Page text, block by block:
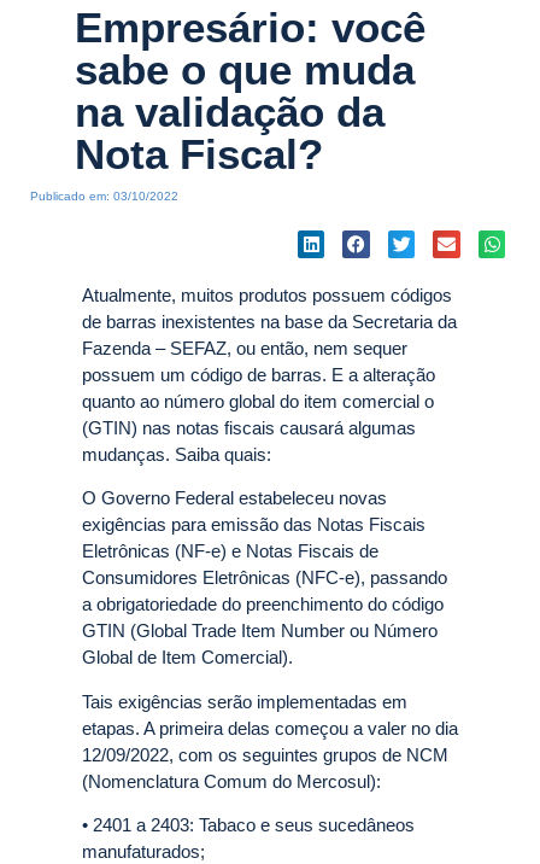
Empresário: você
sabe o que muda
na validação da
Nota Fiscal?
Publicado em: 03/10/2022
Atualmente, muitos produtos possuem códigos
de barras inexistentes na base da Secretaria da
Fazenda – SEFAZ, ou então, nem sequer
possuem um código de barras. E a alteração
quanto ao número global do item comercial o
(GTIN) nas notas fiscais causará algumas
mudanças. Saiba quais:
O Governo Federal estabeleceu novas
exigências para emissão das Notas Fiscais
Eletrônicas (NF-e) e Notas Fiscais de
Consumidores Eletrônicas (NFC-e), passando
a obrigatoriedade do preenchimento do código
GTIN (Global Trade Item Number ou Número
Global de Item Comercial).
Tais exigências serão implementadas em
etapas. A primeira delas começou a valer no dia
12/09/2022, com os seguintes grupos de NCM
(Nomenclatura Comum do Mercosul):
• 2401 a 2403: Tabaco e seus sucedâneos
manufaturados;